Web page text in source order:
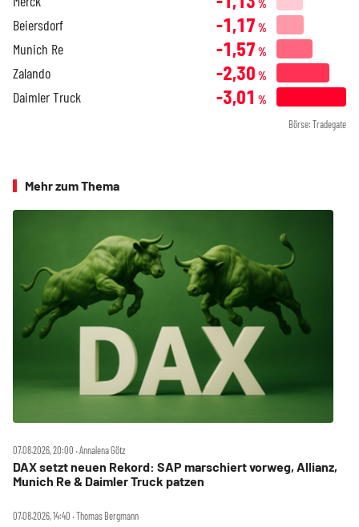
%
Beiersdorf -1,17 %
Munich Re -1,57 %
Zalando -2,30 %
Daimler Truck -3,01 %
Börse: Tradegate
Mehr zum Thema
07.08.2026, 20:00 ‧ Annalena Götz
DAX setzt neuen Rekord: SAP marschiert vorweg, Allianz,
Munich Re & Daimler Truck patzen
07.08.2026, 14:40 ‧ Thomas Bergmann